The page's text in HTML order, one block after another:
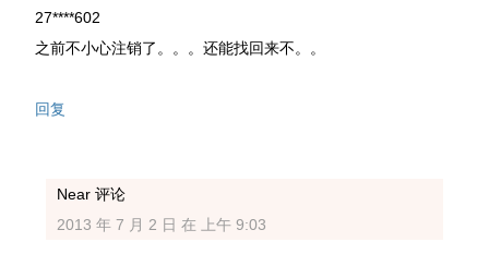
27****602
之前不小心注销了。。。还能找回来不。。
回复
Near 评论
2013 年 7 月 2 日 在 上午 9:03